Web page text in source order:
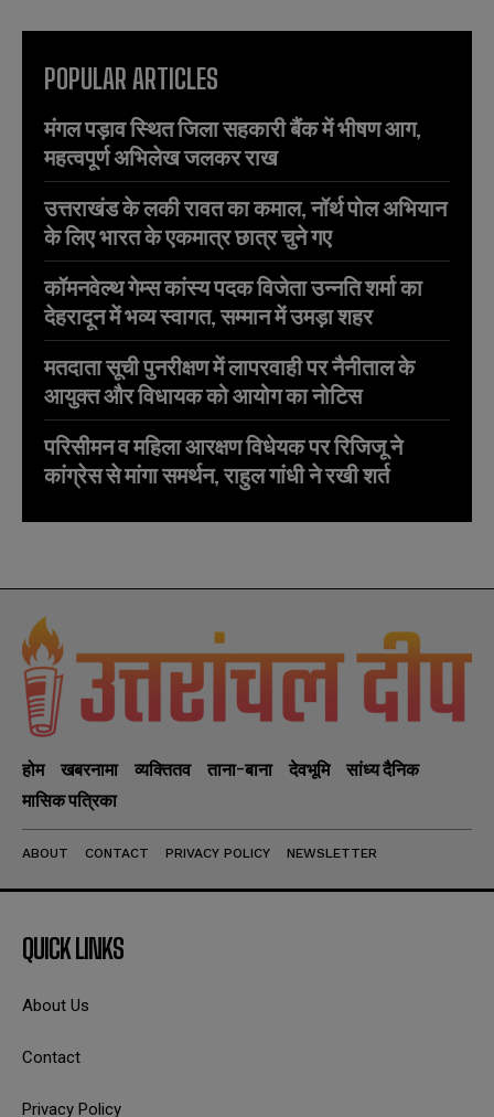
POPULAR ARTICLES
मंगल पड़ाव स्थित जिला सहकारी बैंक में भीषण आग,
महत्वपूर्ण अभिलेख जलकर राख
उत्तराखंड के लकी रावत का कमाल, नॉर्थ पोल अभियान
के लिए भारत के एकमात्र छात्र चुने गए
कॉमनवेल्थ गेम्स कांस्य पदक विजेता उन्नति शर्मा का
देहरादून में भव्य स्वागत, सम्मान में उमड़ा शहर
मतदाता सूची पुनरीक्षण में लापरवाही पर नैनीताल के
आयुक्त और विधायक को आयोग का नोटिस
परिसीमन व महिला आरक्षण विधेयक पर रिजिजू ने
कांग्रेस से मांगा समर्थन, राहुल गांधी ने रखी शर्त
होम खबरनामा व्यक्तितव ताना-बाना देवभूमि
सांध्य दैनिक
मासिक पत्रिका
ABOUT CONTACT PRIVACY POLICY NEWSLETTER
QUICK LINKS
About Us
Contact
Privacy Policy